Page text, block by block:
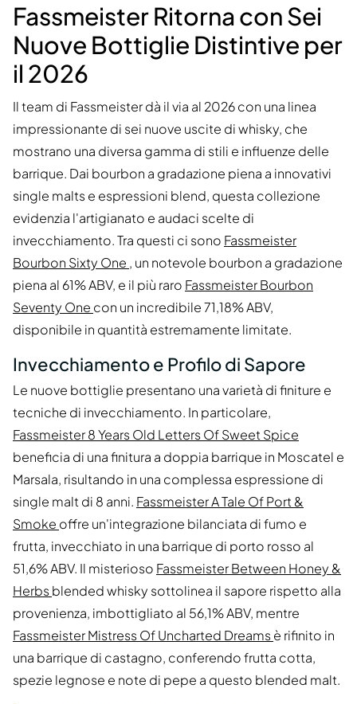
Fassmeister Ritorna con Sei
Nuove Bottiglie Distintive per
il 2026
Il team di Fassmeister dà il via al 2026 con una linea
impressionante di sei nuove uscite di whisky, che
mostrano una diversa gamma di stili e influenze delle
barrique. Dai bourbon a gradazione piena a innovativi
single malts e espressioni blend, questa collezione
evidenzia l'artigianato e audaci scelte di
invecchiamento. Tra questi ci sono Fassmeister
Bourbon Sixty One , un notevole bourbon a gradazione
piena al 61% ABV, e il più raro Fassmeister Bourbon
Seventy One con un incredibile 71,18% ABV,
disponibile in quantità estremamente limitate.
Invecchiamento e Profilo di Sapore
Le nuove bottiglie presentano una varietà di finiture e
tecniche di invecchiamento. In particolare,
Fassmeister 8 Years Old Letters Of Sweet Spice
beneficia di una finitura a doppia barrique in Moscatel e
Marsala, risultando in una complessa espressione di
single malt di 8 anni. Fassmeister A Tale Of Port &
Smoke offre un'integrazione bilanciata di fumo e
frutta, invecchiato in una barrique di porto rosso al
51,6% ABV. Il misterioso Fassmeister Between Honey &
Herbsblended whisky sottolinea il sapore rispetto alla
provenienza, imbottigliato al 56,1% ABV, mentre
Fassmeister Mistress Of Uncharted Dreamsè rifinito in
una barrique di castagno, conferendo frutta cotta,
spezie legnose e note di pepe a questo blended malt.